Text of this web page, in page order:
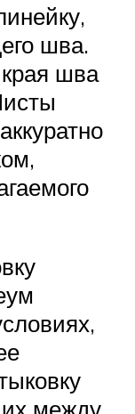
шва.
края шва